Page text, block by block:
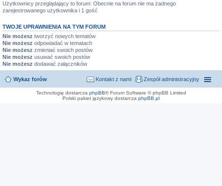
Użytkownicy przeglądający to forum: Obecnie na forum nie ma żadnego
zarejestrowanego użytkownika i 1 gość
TWOJE UPRAWNIENIA NA TYM FORUM
Nie możesz tworzyć nowych tematów
Nie możesz odpowiadać w tematach
Nie możesz zmieniać swoich postów
Nie możesz usuwać swoich postów
Nie możesz dodawać załączników
Wykaz forów Zespół administracyjny
Kontakt z nami
Technologię dostarcza phpBB® Forum Software © phpBB Limited
Polski pakiet językowy dostarcza phpBB.pl